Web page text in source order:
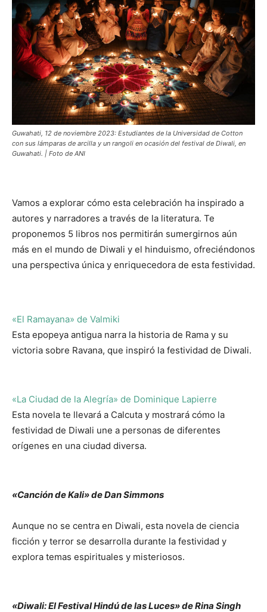
Guwahati, 12 de noviembre 2023: Estudiantes de la Universidad de Cotton
con sus lámparas de arcilla y un rangoli en ocasión del festival de Diwali, en
Guwahati. | Foto de ANI
Vamos a explorar cómo esta celebración ha inspirado a
autores y narradores a través de la literatura. Te
proponemos 5 libros nos permitirán sumergirnos aún
más en el mundo de Diwali y el hinduismo, ofreciéndonos
una perspectiva única y enriquecedora de esta festividad.
«El Ramayana» de Valmiki
Esta epopeya antigua narra la historia de Rama y su
victoria sobre Ravana, que inspiró la festividad de Diwali.
«La Ciudad de la Alegría» de Dominique Lapierre
Esta novela te llevará a Calcuta y mostrará cómo la
festividad de Diwali une a personas de diferentes
orígenes en una ciudad diversa.
«Canción de Kali» de Dan Simmons
Aunque no se centra en Diwali, esta novela de ciencia
ficción y terror se desarrolla durante la festividad y
explora temas espirituales y misteriosos.
«Diwali: El Festival Hindú de las Luces» de Rina Singh